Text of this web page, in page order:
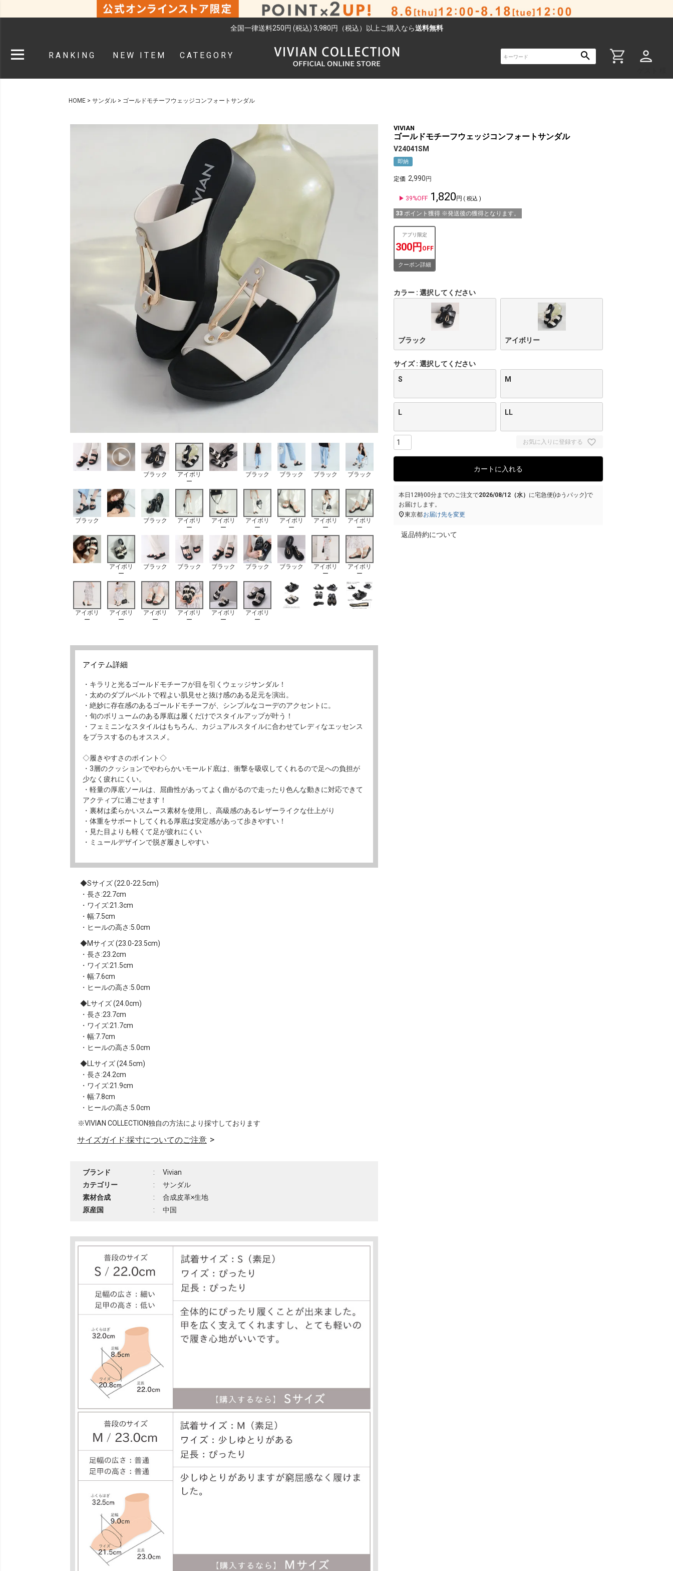
全国一律送料250円 (税込) 3,980円（税込）以上ご購入なら送料無料
RANKING NEW ITEM CATEGORY
検索
HOME サンダル ゴールドモチーフウェッジコンフォートサンダル
ブラック
アイボリ
ー
ブラック ブラック ブラック ブラック
ブラック ブラック
アイボリ
ー
アイボリ
ー
アイボリ
ー
アイボリ
ー
アイボリ
ー
アイボリ
ー
アイボリ
ー
ブラック ブラック ブラック ブラック ブラック
アイボリ
ー
アイボリ
ー
アイボリ
ー
アイボリ
ー
アイボリ
ー
アイボリ
ー
アイボリ
ー
アイボリ
ー
アイテム詳細
・キラリと光るゴールドモチーフが目を引くウェッジサンダル！
・太めのダブルベルトで程よい肌見せと抜け感のある足元を演出。
・絶妙に存在感のあるゴールドモチーフが、シンプルなコーデのアクセントに。
・旬のボリュームのある厚底は履くだけでスタイルアップが叶う！
・フェミニンなスタイルはもちろん、カジュアルスタイルに合わせてレディなエッセンス
をプラスするのもオススメ。
◇履きやすさのポイント◇
・3層のクッションでやわらかいモールド底は、衝撃を吸収してくれるので足への負担が
少なく疲れにくい。
・軽量の厚底ソールは、屈曲性があってよく曲がるので走ったり色んな動きに対応できて
アクティブに過ごせます！
・裏材は柔らかいスムース素材を使用し、高級感のあるレザーライクな仕上がり
・体重をサポートしてくれる厚底は安定感があって歩きやすい！
・見た目よりも軽くて足が疲れにくい
・ミュールデザインで脱ぎ履きしやすい
Sサイズ (22.0-22.5cm)
・長さ:22.7cm
・ワイズ:21.3cm
・幅:7.5cm
・ヒールの高さ:5.0cm
Mサイズ (23.0-23.5cm)
・長さ:23.2cm
・ワイズ:21.5cm
・幅:7.6cm
・ヒールの高さ:5.0cm
Lサイズ (24.0cm)
・長さ:23.7cm
・ワイズ:21.7cm
・幅:7.7cm
・ヒールの高さ:5.0cm
LLサイズ (24.5cm)
・長さ:24.2cm
・ワイズ:21.9cm
・幅:7.8cm
・ヒールの高さ:5.0cm
※VIVIAN COLLECTION独自の方法により採寸しております
サイズガイド:採寸についてのご注意
ブランド :
Vivian
カテゴリー
:
サンダル
素材合成
:
合成皮革×生地
原産国
: 中国
VIVIAN
ゴールドモチーフウェッジコンフォートサンダル
V24041SM
即納
定価 2,990
39%OFF 1,820 税込
33 ポイント獲得 ※発送後の獲得となります。
アプリ限定
300円 OFF
クーポン詳細
カラー 選択してください
ブラック アイボリー
サイズ
選択してください
S
M
L LL
お気に入りに登録する
カートに入れる
本日 12時00分までのご注文で2026/08/12（水） に宅急便(ゆうパック)で
お届けします。
東京都お届け先を変更
返品特約について